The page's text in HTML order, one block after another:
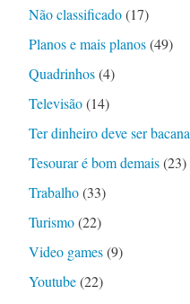
Não classificado(17)
Planos e mais planos(49)
Quadrinhos(4)
Televisão(14)
Ter dinheiro deve ser bacana
Tesourar é bom demais(23)
Trabalho(33)
Turismo(22)
Video games(9)
Youtube(22)